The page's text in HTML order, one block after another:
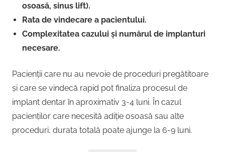
osoasă, sinus lift).
Rata de vindecare a pacientului.
Complexitatea cazului și numărul de implanturi
necesare.
Pacienții care nu au nevoie de proceduri pregătitoare
și care se vindecă rapid pot finaliza procesul de
implant dentar în aproximativ 3-4 luni. În cazul
pacienților care necesită adiție osoasă sau alte
proceduri, durata totală poate ajunge la 6-9 luni.